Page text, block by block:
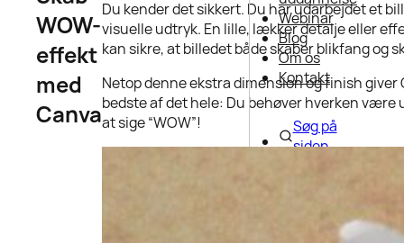
Webinar
Blog
Om os
Kontakt
Søg på
siden
WOW-
effekt
med
Canva
Du kender det sikkert. Du har udarbejdet et
visuelle udtryk. En lille, lækker detalje eller
kan sikre, at billedet både skaber blikfang og
Netop denne ekstra dimension og finish
bedste af det hele: Du behøver hverken
at sige “WOW”!